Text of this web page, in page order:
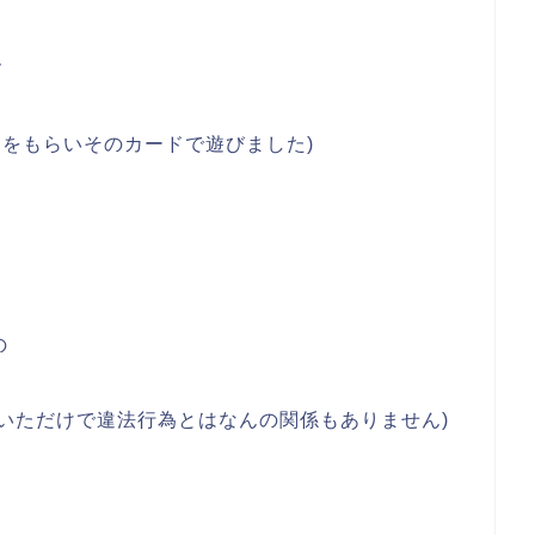
もらいそのカードで遊びました)
だけで違法行為とはなんの関係もありません)